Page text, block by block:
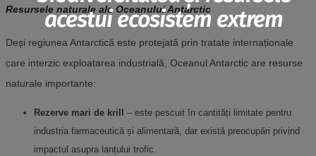
acestui ecosistem extrem
Resursele naturale ale Oceanului Antarctic
Deși regiunea Antarctică este protejată prin tratate internaționale
care interzic exploatarea industrială, Oceanul Antarctic are resurse
naturale importante:
Rezerve mari de krill
– este pescuit în cantități limitate pentru
industria farmaceutică și alimentară, dar există preocupări privind
impactul asupra lanțului trofic.